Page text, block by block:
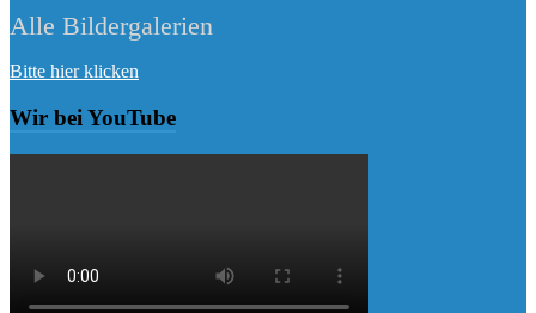
Alle Bildergalerien
Bitte hier klicken
Wir bei YouTube